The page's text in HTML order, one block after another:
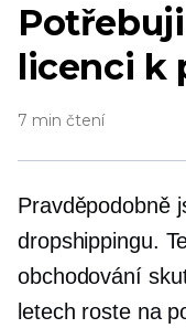
licenci k
7 min čtení
Pravděpodobně
dropshippingu.
obchodování
letech roste na